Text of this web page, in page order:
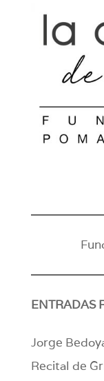
ENTRADAS
Jorge
Recital de